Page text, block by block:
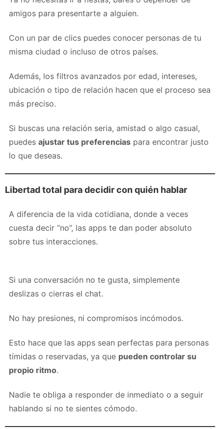
amigos para presentarte a alguien.
Con un par de clics puedes conocer personas de tu
misma ciudad o incluso de otros países.
Además, los filtros avanzados por edad, intereses,
ubicación o tipo de relación hacen que el proceso sea
más preciso.
Si buscas una relación seria, amistad o algo casual,
puedes ajustar tus preferencias para encontrar justo
lo que deseas.
Libertad total para decidir con quién hablar
A diferencia de la vida cotidiana, donde a veces
cuesta decir “no”, las apps te dan poder absoluto
sobre tus interacciones.
Si una conversación no te gusta, simplemente
deslizas o cierras el chat.
No hay presiones, ni compromisos incómodos.
Esto hace que las apps sean perfectas para personas
tímidas o reservadas, ya que pueden controlar su
propio ritmo.
Nadie te obliga a responder de inmediato o a seguir
hablando si no te sientes cómodo.